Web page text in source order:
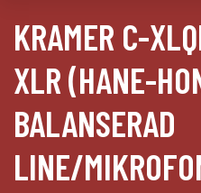
KRAMER C-
XLR (HANE-
BALANSERAD
LINE/